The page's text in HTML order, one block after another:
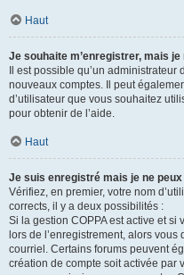
Haut
Je souhaite m’enregistrer, mais je
Il est possible qu’un
nouveaux comptes. Il peut
d’utilisateur que vous souhaitez
pour obtenir de l’aide.
Haut
Je suis enregistré mais je ne
Vérifiez, en premier, votre nom
corrects, il y a deux possibilités :
Si la gestion COPPA est active et
lors de l’enregistrement, alors
courriel. Certains forums peuvent
création de compte soit activée par